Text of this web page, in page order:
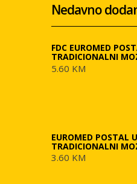
Nedavno
FDC EUROMED
TRADICIONALNI
5.60 KM
EUROMED POSTAL
TRADICIONALNI
3.60 KM